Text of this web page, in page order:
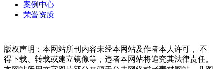
案例中心
荣誉资质
版权声明：本网站所刊内容未经本网站及作者本人许可， 不
得下载、转载或建立镜像等，违者本网站将追究其法律责任。